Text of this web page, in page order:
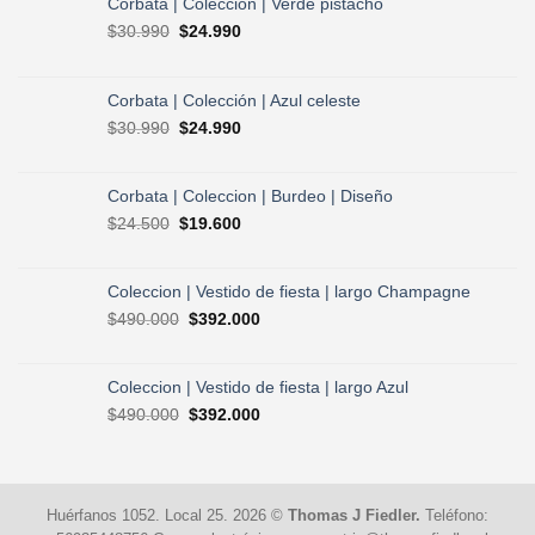
$30.990 El
era:
$24.990El
es:
$24.990.
Corbata | Colección | Azul celeste
$30.990 El
era:
$30.990.
$24.990El
es:
Corbata | Coleccion | Burdeo | Diseño
$24.500 El
era:
$24.500.
$19.600El
es:
Coleccion | Vestido de fiesta | largo Champagne
$490.000 El
era:
$490.000.
$392.000El
es:
Coleccion | Vestido de fiesta | largo Azul
$490.000 El
$392.000El
Huérfanos 1052. Local 25. 2026 © Thomas J Fiedler. Teléfono: